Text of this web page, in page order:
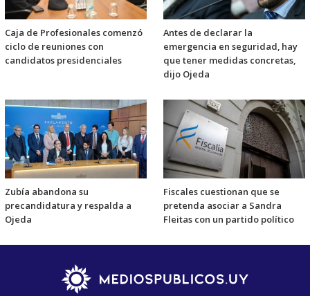
Caja de Profesionales comenzó
ciclo de reuniones con
candidatos presidenciales
Antes de declarar la
emergencia en seguridad, hay
que tener medidas concretas,
dijo Ojeda
Zubía abandona su
precandidatura y respalda a
Ojeda
Fiscales cuestionan que se
pretenda asociar a Sandra
Fleitas con un partido político